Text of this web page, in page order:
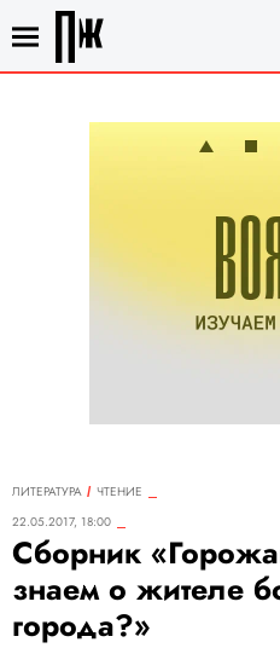
ЛИТЕРАТУРА
ЧТЕНИЕ
22.05.2017, 18:00
Сборник
знаем о жителе
города?»